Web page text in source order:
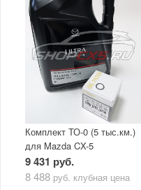
Комплект ТО-0 (5 тыс.км.)
для Mazda CX-5
(двигатель 2.0/2.5) с
маслом Mazda Original Oil
9 431 руб.
8 488 руб. клубная цена